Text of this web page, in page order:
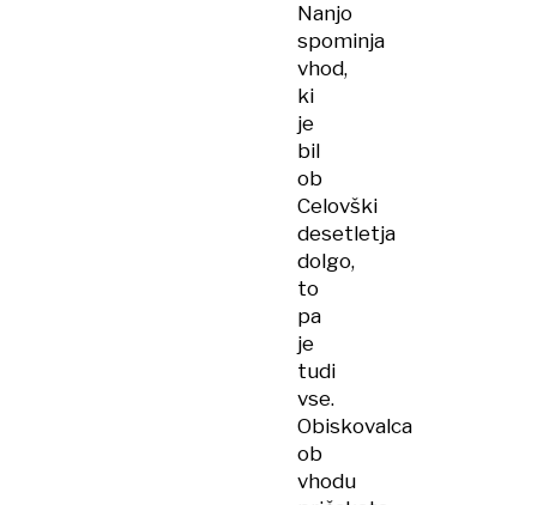
Nanjo
spominja
vhod,
ki
je
bil
ob
Celovški
desetletja
dolgo,
to
pa
je
tudi
vse.
Obiskovalca
ob
vhodu